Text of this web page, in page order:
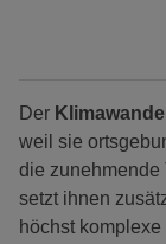
Der
weil sie
die zunehmende
setzt ihnen
höchst